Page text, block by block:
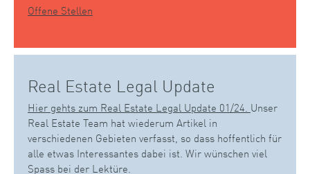
Offene Stellen
Real Estate Legal Update
Hier gehts zum Real Estate Legal Update 01/24. Unser
Real Estate Team hat wiederum Artikel in
verschiedenen Gebieten verfasst, so dass hoffentlich für
alle etwas Interessantes dabei ist. Wir wünschen viel
Spass bei der Lektüre.